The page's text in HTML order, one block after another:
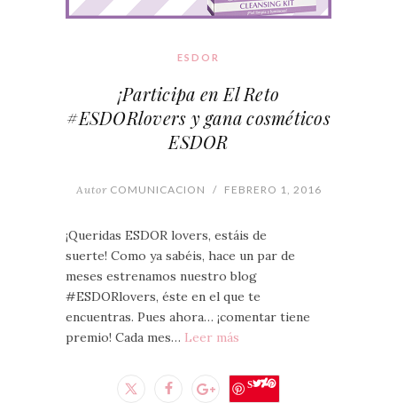
ESDOR
¡Participa en El Reto
#ESDORlovers y gana cosméticos
ESDOR
AutorCOMUNICACION / FEBRERO 1, 2016
¡Queridas ESDOR lovers, estáis de
suerte! Como ya sabéis, hace un par de
meses estrenamos nuestro blog
#ESDORlovers, éste en el que te
encuentras. Pues ahora… ¡comentar tiene
premio! Cada mes… Leer más
Save